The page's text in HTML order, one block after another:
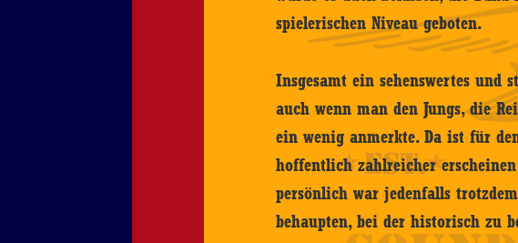
spielerischen Niveau geboten.
Insgesamt ein sehenswertes und
auch wenn man den Jungs, die
ein wenig anmerkte. Da ist für
hoffentlich zahlreicher
persönlich war jedenfalls
behaupten, bei der historisch zu